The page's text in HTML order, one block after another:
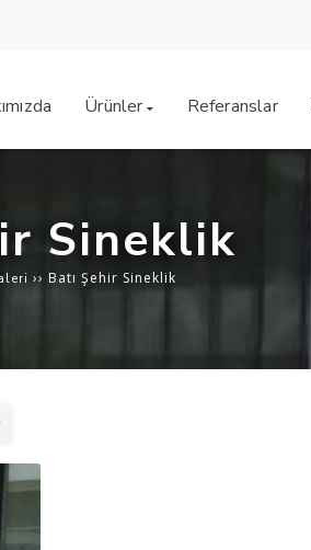
Ürünler Referanslar
Sineklik
›› Batı Şehir Sineklik